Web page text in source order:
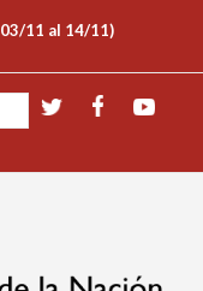
11 al 14/11)